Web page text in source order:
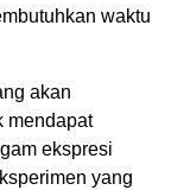
waktu
akan
mendapat
ekspresi
yang